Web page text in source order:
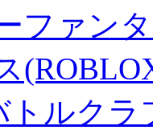
ファン
トルク